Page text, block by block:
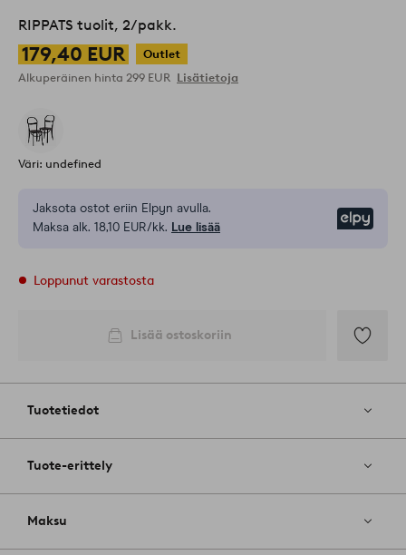
RIPPATS tuolit, 2/pakk.
179,40 EUR
Outlet
Alkuperäinen hinta 299 EUR Lisätietoja
Väri: undefined
Jaksota ostot eriin Elpyn avulla.
Maksa alk. 18,10 EUR/kk. Lue lisää
Loppunut varastosta
Lisää ostoskoriin
Tuotetiedot
Tuote-erittely
Maksu